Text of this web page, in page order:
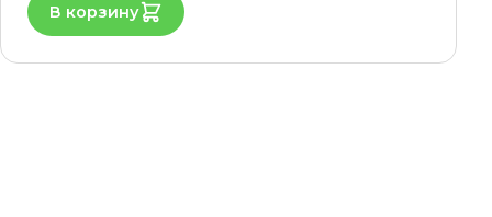
В корзину